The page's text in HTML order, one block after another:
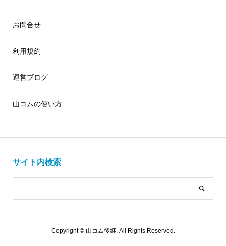
お問合せ
利用規約
運営ブログ
山コムの使い方
サイト内検索
Copyright ©山コム後継. All Rights Reserved.